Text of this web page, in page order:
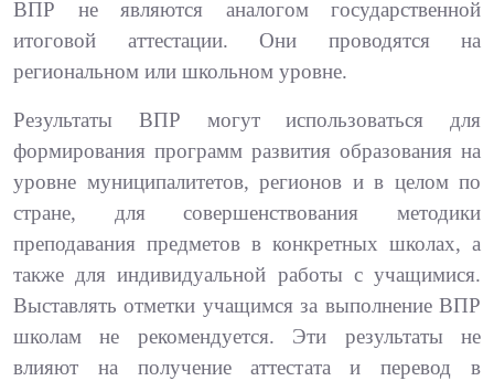
ВПР не являются аналогом государственной
итоговой аттестации. Они проводятся на
региональном или школьном уровне.
Результаты ВПР могут использоваться для
формирования программ развития образования на
уровне муниципалитетов, регионов и в целом по
стране, для совершенствования методики
преподавания предметов в конкретных школах, а
также для индивидуальной работы с учащимися.
Выставлять отметки учащимся за выполнение ВПР
школам не рекомендуется. Эти результаты не
влияют на получение аттестата и перевод в